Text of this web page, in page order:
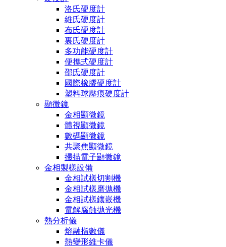
洛氏硬度計
維氏硬度計
布氏硬度計
裏氏硬度計
多功能硬度計
便攜式硬度計
邵氏硬度計
國際橡膠硬度計
塑料球壓痕硬度計
顯微鏡
金相顯微鏡
體視顯微鏡
數碼顯微鏡
共聚焦顯微鏡
掃描電子顯微鏡
金相製樣設備
金相試樣切割機
金相試樣磨拋機
金相試樣鑲嵌機
電解腐蝕拋光機
熱分析儀
熔融指數儀
熱變形維卡儀